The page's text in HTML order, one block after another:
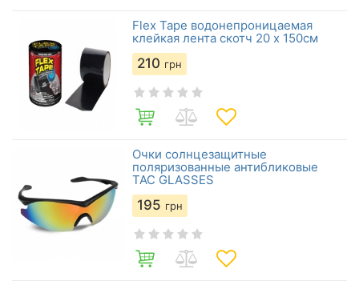
Flex Tape водонепроницаемая
клейкая лента скотч 20 х 150см
210 грн
Очки солнцезащитные
поляризованные антибликовые
TAC GLASSES
195 грн